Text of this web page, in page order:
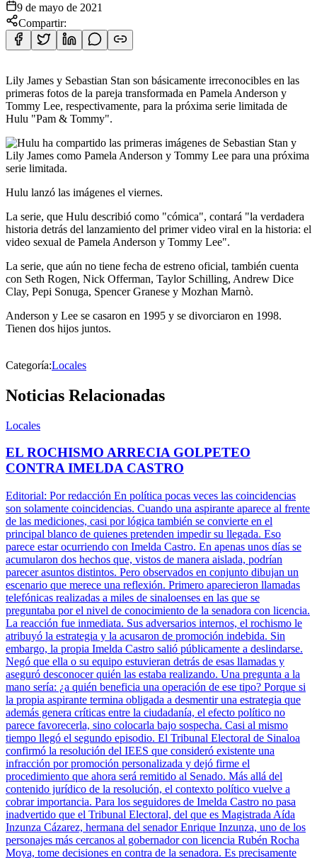
9 de mayo de 2021
Compartir:
Lily James y Sebastian Stan son básicamente irreconocibles en las
primeras fotos de la pareja transformada en Pamela Anderson y
Tommy Lee, respectivamente, para la próxima serie limitada de
Hulu "Pam & Tommy".
Hulu lanzó las imágenes el viernes.
La serie, que Hulu describió como "cómica", contará "la verdadera
historia detrás del lanzamiento del primer video viral en la historia: el
video sexual de Pamela Anderson y Tommy Lee".
La serie, que aún no tiene fecha de estreno oficial, también cuenta
con Seth Rogen, Nick Offerman, Taylor Schilling, Andrew Dice
Clay, Pepi Sonuga, Spencer Granese y Mozhan Marnò.
Anderson y Lee se casaron en 1995 y se divorciaron en 1998.
Tienen dos hijos juntos.
Categoría:Locales
Noticias Relacionadas
Locales
EL ROCHISMO ARRECIA GOLPETEO
CONTRA IMELDA CASTRO
Editorial: Por redacción En política pocas veces las coincidencias
son solamente coincidencias. Cuando una aspirante aparece al frente
de las mediciones, casi por lógica también se convierte en el
principal blanco de quienes pretenden impedir su llegada. Eso
parece estar ocurriendo con Imelda Castro. En apenas unos días se
acumularon dos hechos que, vistos de manera aislada, podrían
parecer asuntos distintos. Pero observados en conjunto dibujan un
escenario que merece una reflexión. Primero aparecieron llamadas
telefónicas realizadas a miles de sinaloenses en las que se
preguntaba por el nivel de conocimiento de la senadora con licencia.
La reacción fue inmediata. Sus adversarios internos, el rochismo le
atribuyó la estrategia y la acusaron de promoción indebida. Sin
embargo, la propia Imelda Castro salió públicamente a deslindarse.
Negó que ella o su equipo estuvieran detrás de esas llamadas y
aseguró desconocer quién las estaba realizando. Una pregunta a la
mano sería: ¿a quién beneficia una operación de ese tipo? Porque si
la propia aspirante termina obligada a desmentir una estrategia que
además genera críticas entre la ciudadanía, el efecto político no
parece favorecerla, sino colocarla bajo sospecha. Casi al mismo
tiempo llegó el segundo episodio. El Tribunal Electoral de Sinaloa
confirmó la resolución del IEES que consideró existente una
infracción por promoción personalizada y dejó firme el
procedimiento que ahora será remitido al Senado. Más allá del
contenido jurídico de la resolución, el contexto político vuelve a
cobrar importancia. Para los seguidores de Imelda Castro no pasa
inadvertido que el Tribunal Electoral, del que es Magistrada Aída
Inzunza Cázarez, hermana del senador Enrique Inzunza, uno de los
personajes más cercanos al gobernador con licencia Rubén Rocha
Moya, tome decisiones en contra de la senadora. Es precisamente